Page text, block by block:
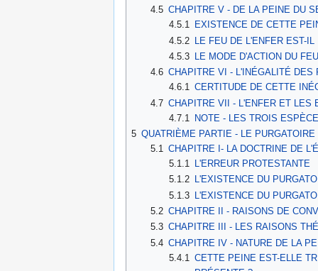
4.5 CHAPITRE V - DE LA PEINE DU
4.5.1 EXISTENCE DE CETTE
4.5.2 LE FEU DE L'ENFER EST-
4.5.3
LE MODE D'ACTION DU
4.6 CHAPITRE VI - L'INÉGALITÉ DES
4.6.1 CERTITUDE DE CETTE
4.7 CHAPITRE VII - L'ENFER ET LES
4.7.1
NOTE - LES TROIS
5 QUATRIÈME PARTIE - LE PURGATOIRE
5.1
CHAPITRE I- LA DOCTRINE DE
5.1.1
L'ERREUR PROTESTANTE
5.1.2 L'EXISTENCE DU
5.1.3 L'EXISTENCE DU
5.2 CHAPITRE II - RAISONS DE
5.3 CHAPITRE III - LES RAISONS
5.4 CHAPITRE IV - NATURE DE LA
5.4.1
CETTE PEINE EST-ELLE